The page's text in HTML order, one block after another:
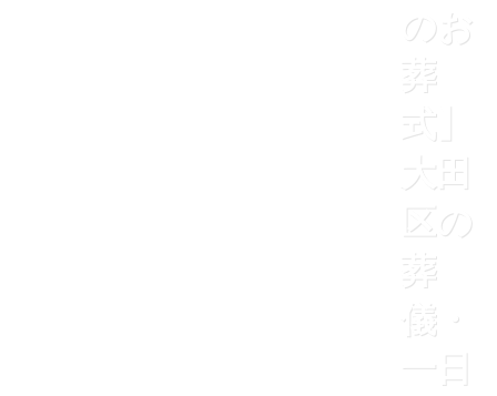
のお
葬
式】
大田
区の
葬
儀・
一日